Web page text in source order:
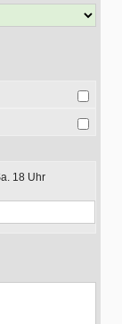
18 Uhr